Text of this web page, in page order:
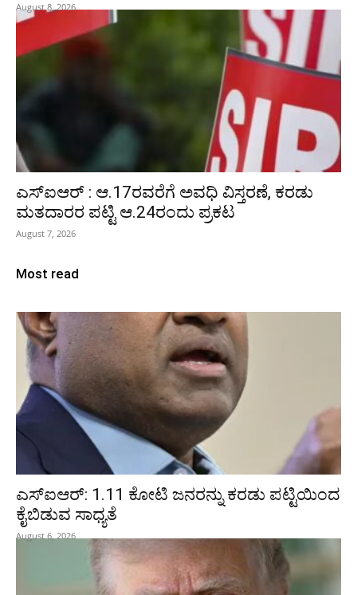
August 8, 2026
ಎಸ್‌ಐಆರ್‌ : ಆ.17ರವರೆಗೆ ಅವಧಿ ವಿಸ್ತರಣೆ, ಕರಡು
ಮತದಾರರ ಪಟ್ಟಿ ಆ.24ರಂದು ಪ್ರಕಟ
August 7, 2026
Most read
ಎಸ್‌ಐಆರ್‌: 1.11 ಕೋಟಿ ಜನರನ್ನು ಕರಡು ಪಟ್ಟಿಯಿಂದ
ಕೈಬಿಡುವ ಸಾಧ್ಯತೆ
August 6, 2026